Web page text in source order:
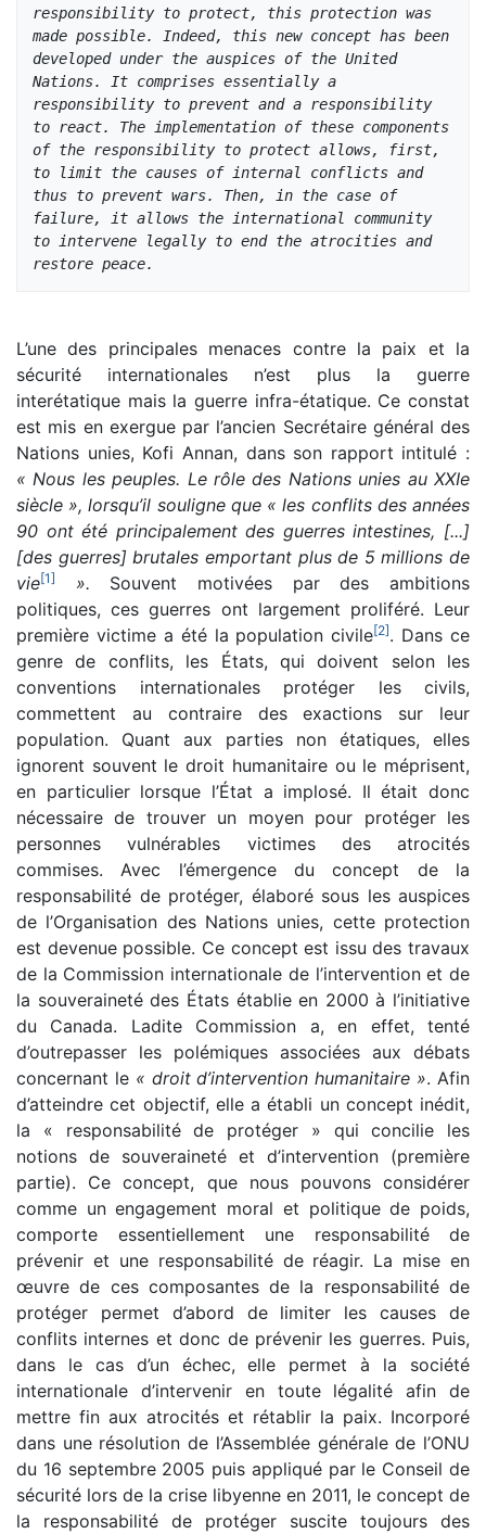
responsibility to protect, this protection was
made possible. Indeed, this new concept has been
developed under the auspices of the United
Nations. It comprises essentially a
responsibility to prevent and a responsibility
to react. The implementation of these components
of the responsibility to protect allows, first,
to limit the causes of internal conflicts and
thus to prevent wars. Then, in the case of
failure, it allows the international community
to intervene legally to end the atrocities and
restore peace.
L’une des principales menaces contre la paix et la
sécurité internationales n’est plus la guerre
interétatique mais la guerre infra-étatique. Ce constat
est mis en exergue par l’ancien Secrétaire général des
Nations unies, Kofi Annan, dans son rapport intitulé :
« Nous les peuples. Le rôle des Nations unies au XXIe
siècle », lorsqu’il souligne que « les conflits des années
90 ont été principalement des guerres intestines, [...]
[des guerres] brutales emportant plus de 5 millions de
vie[1] ». Souvent motivées par des ambitions
politiques, ces guerres ont largement proliféré. Leur
première victime a été la population civile[2]. Dans ce
genre de conflits, les États, qui doivent selon les
conventions internationales protéger les civils,
commettent au contraire des exactions sur leur
population. Quant aux parties non étatiques, elles
ignorent souvent le droit humanitaire ou le méprisent,
en particulier lorsque l’État a implosé. Il était donc
nécessaire de trouver un moyen pour protéger les
personnes vulnérables victimes des atrocités
commises. Avec l’émergence du concept de la
responsabilité de protéger, élaboré sous les auspices
de l’Organisation des Nations unies, cette protection
est devenue possible. Ce concept est issu des travaux
de la Commission internationale de l’intervention et de
la souveraineté des États établie en 2000 à l’initiative
du Canada. Ladite Commission a, en effet, tenté
d’outrepasser les polémiques associées aux débats
concernant le « droit d’intervention humanitaire ». Afin
d’atteindre cet objectif, elle a établi un concept inédit,
la « responsabilité de protéger » qui concilie les
notions de souveraineté et d’intervention (première
partie). Ce concept, que nous pouvons considérer
comme un engagement moral et politique de poids,
comporte essentiellement une responsabilité de
prévenir et une responsabilité de réagir. La mise en
œuvre de ces composantes de la responsabilité de
protéger permet d’abord de limiter les causes de
conflits internes et donc de prévenir les guerres. Puis,
dans le cas d’un échec, elle permet à la société
internationale d’intervenir en toute légalité afin de
mettre fin aux atrocités et rétablir la paix. Incorporé
dans une résolution de l’Assemblée générale de l’ONU
du 16 septembre 2005 puis appliqué par le Conseil de
sécurité lors de la crise libyenne en 2011, le concept de
la responsabilité de protéger suscite toujours des